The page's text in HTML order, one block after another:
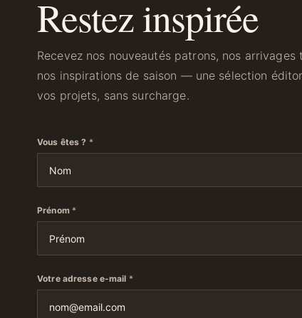
Restez inspirée
Recevez nos nouveautés patrons, nos
nos inspirations de saison — une sélection
vos projets, sans surcharge.
Vous êtes ? *
Prénom *
Votre adresse e-mail *